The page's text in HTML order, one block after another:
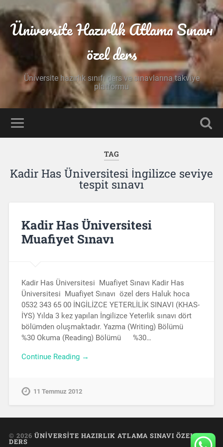
Üniversite Hazırlık Atlama Sınavı
özel ders
Üniversite hazırlık sınıfı ders ve sınavlarına takviye
platformu
TAG
Kadir Has Üniversitesi İngilizce seviye
tespit sınavı
Kadir Has Üniversitesi
Muafiyet Sınavı
Kadir Has Üniversitesi Muafiyet Sınavı Kadir Has
Üniversitesi Muafiyet Sınavı özel ders Haluk hoca
0532 343 65 00 İNGİLİZCE YETERLİLİK SINAVI (KHAS-
İYS) Yılda 3 kez yapılan İngilizce Yeterlik sınavı dört
bölümden oluşmaktadır. Yazma (Writing) Bölümü
%30 Okuma (Reading) Bölümü %30…
Continue Reading →
11 Temmuz 2012
© 2026 ÜNIVERSITE HAZIRLIK ATLAMA SINAVI ÖZEL
DERS